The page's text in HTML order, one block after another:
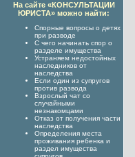
На сайте «КОНСУЛЬТАЦИИ
ЮРИСТА» можно найти:
Спорные вопросы о детях
при разводе
С чего начинать спор о
разделе имущества
Устраняем недостойных
наследников от
наследства
Если один из супругов
против развода
Взрослый чат со
случайными
незнакомцами
Отказ от получения части
наследства
Определения места
проживания ребенка и
раздел имущества